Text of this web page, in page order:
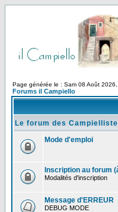
Page générée le : Sam 08 Août
Forums il Campiello
Le forum des
Mode d'emploi
Inscription au forum
Modalités d'inscription
Message d'ERREUR
DEBUG MODE